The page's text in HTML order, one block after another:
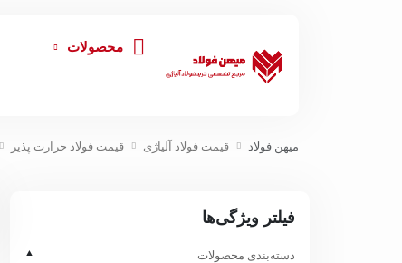
محصولات
میهن فولاد قیمت فولاد آلیاژی قیمت فولاد حرارت پذیر
فیلتر ویژگی‌ها
دسته‌بندی محصولات ▲